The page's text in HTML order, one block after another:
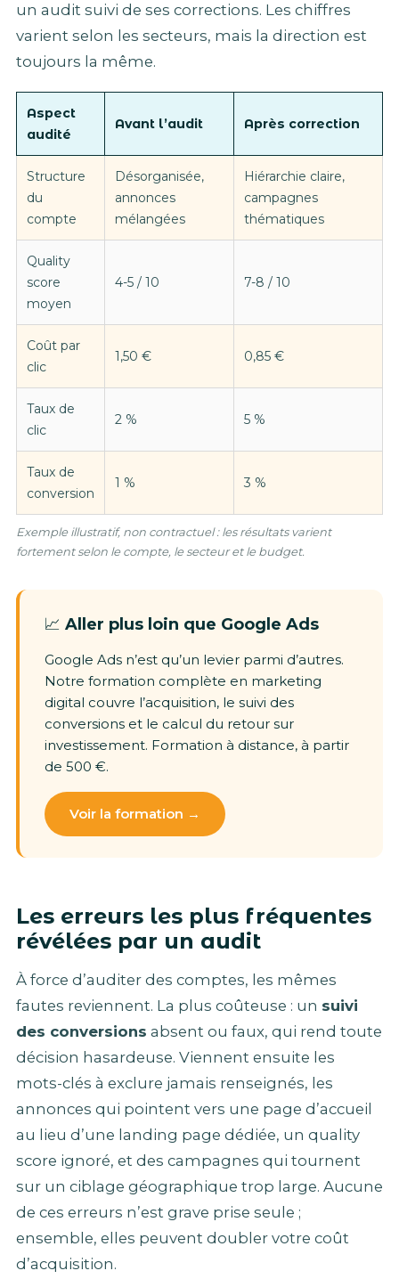
un audit suivi de ses corrections. Les chiffres
varient selon les secteurs, mais la direction est
toujours la même.
Aspect
audité
Avant l’audit Après correction
Structure
du
compte
Désorganisée,
annonces
mélangées
Hiérarchie claire,
campagnes
thématiques
Quality
score
moyen
4-5 / 10 7-8 / 10
Coût par
clic
1,50 € 0,85 €
Taux de
clic
2 % 5 %
Taux de
conversion
1 % 3 %
Exemple illustratif, non contractuel : les résultats varient
fortement selon le compte, le secteur et le budget.
📈 Aller plus loin que Google Ads
Google Ads n’est qu’un levier parmi d’autres.
Notre formation complète en marketing
digital couvre l’acquisition, le suivi des
conversions et le calcul du retour sur
investissement. Formation à distance, à partir
de 500 €.
Voir la formation →
Les erreurs les plus fréquentes
révélées par un audit
À force d’auditer des comptes, les mêmes
fautes reviennent. La plus coûteuse : un suivi
des conversions absent ou faux, qui rend toute
décision hasardeuse. Viennent ensuite les
mots-clés à exclure jamais renseignés, les
annonces qui pointent vers une page d’accueil
au lieu d’une landing page dédiée, un quality
score ignoré, et des campagnes qui tournent
sur un ciblage géographique trop large. Aucune
de ces erreurs n’est grave prise seule ;
ensemble, elles peuvent doubler votre coût
d’acquisition.